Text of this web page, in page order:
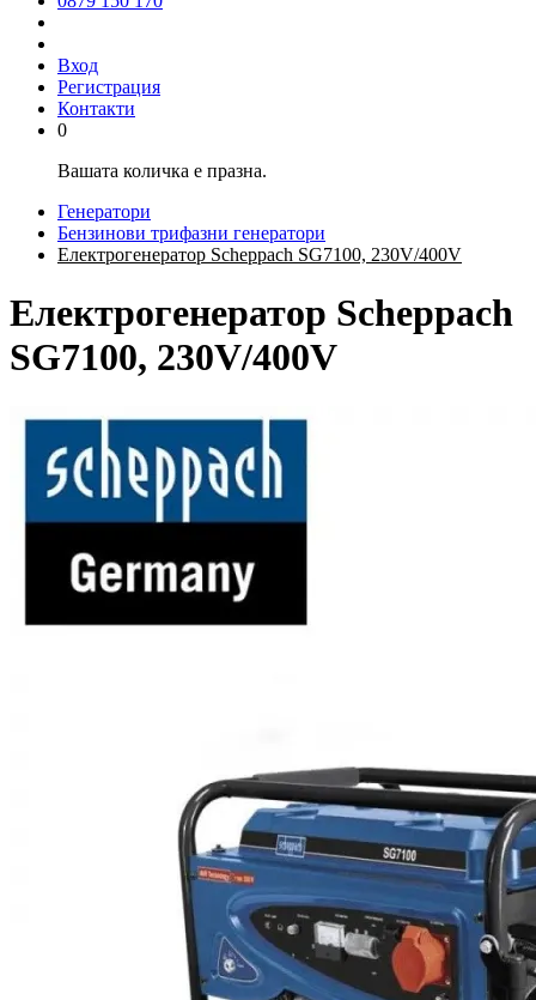
Вход
Регистрация
Контакти
0
Вашата количка е празна.
Генератори
Бензинови трифазни генератори
Електрогенератор Scheppach SG7100, 230V/400V
Електрогенератор Scheppach
SG7100, 230V/400V